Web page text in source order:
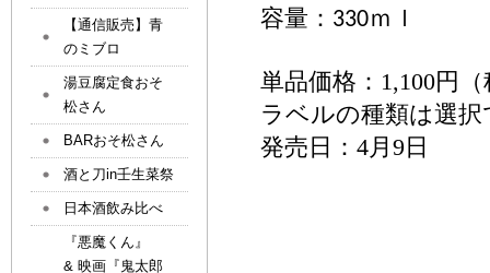
容量： 330ｍｌ
単品価格： 1,100円 （
ラベルの種類は選
発売日：4月9日
【通信販売】青
のミブロ
湯豆腐定食おそ
松さん
BARおそ松さん
酒と刀in壬生菜祭
日本酒飲み比べ
『悪魔くん』
& 映画『鬼太郎